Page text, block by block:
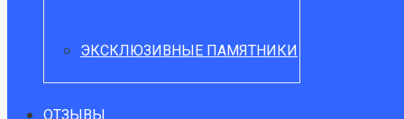
ЭКСКЛЮЗИВНЫЕ ПАМЯТНИКИ
ОТЗЫВЫ